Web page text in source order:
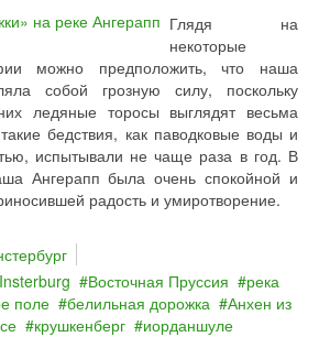
Глядя на
некоторые
можно предположить, что наша
собой грозную силу, поскольку
ледяные торосы выглядят весьма
бедствия, как паводковые воды и
испытывали не чаще раза в год. В
Ангерапп была очень спокойной и
радость и умиротворение.
Insterburg Восточная Пруссия
река
поле белильная дорожка
Анхен из
крушкенберг
иорданшуле